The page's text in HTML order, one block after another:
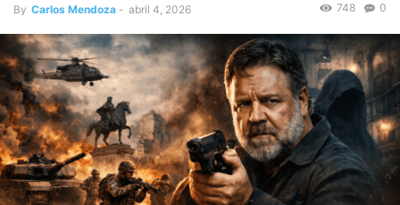
By Carlos Mendoza - abril 4, 2026 0
748